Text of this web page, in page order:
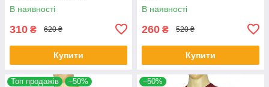
В наявності
310 ₴ 620 ₴
Купити
В наявності
260 ₴ 520 ₴
Купити
Топ продажів –50% –50%